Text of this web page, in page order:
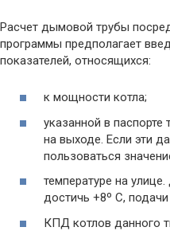
Расчет дымовой трубы
программы предполагает
показателей, относящихся:
к мощности котла;
указанной в паспорте
на выходе. Если эти
пользоваться
температуре на
достичь +8º С,
КПД котлов данного